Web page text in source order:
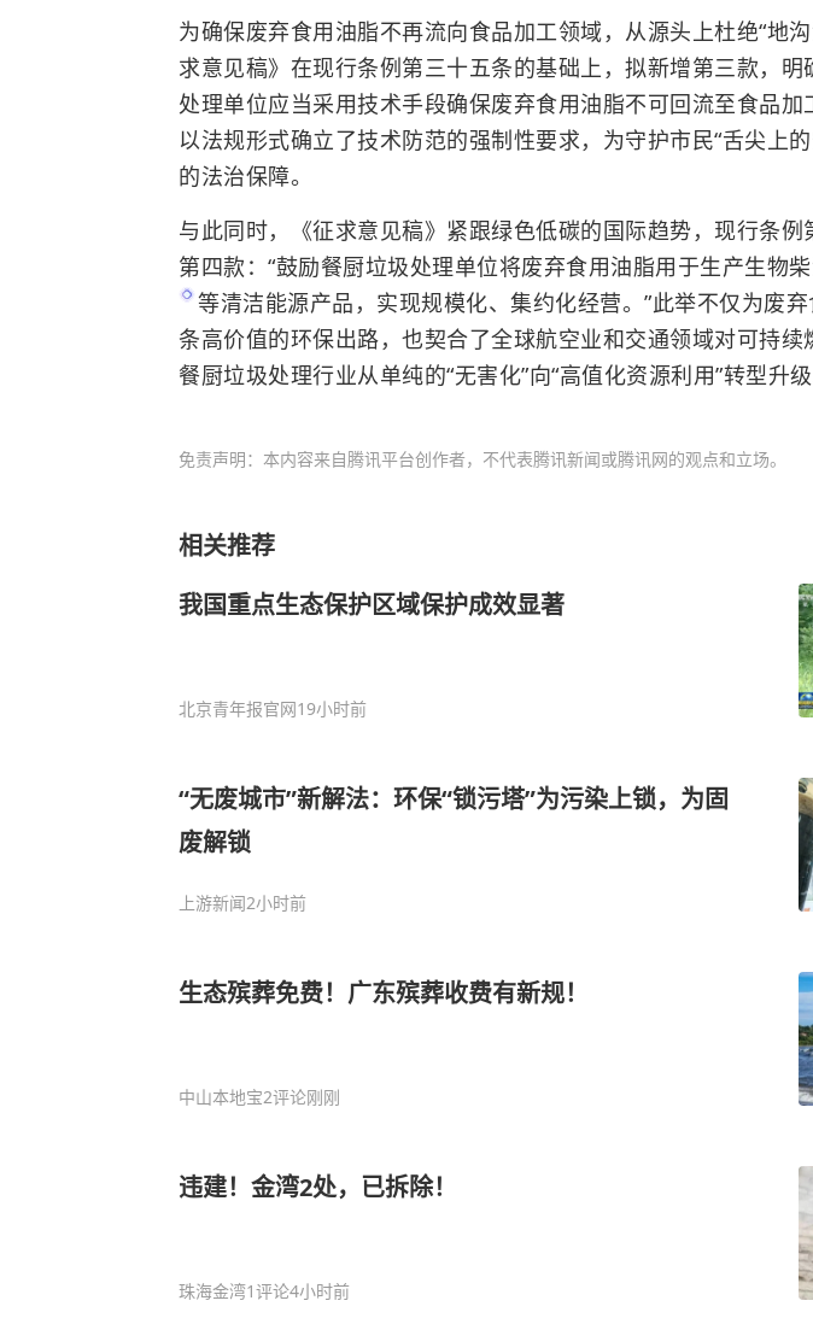
为确保废弃食用油脂不再流向食品加工领域，从源头上杜绝“地
求意见稿》在现行条例第三十五条的基础上，拟新增第三款，明
处理单位应当采用技术手段确保废弃食用油脂不可回流至食品加
以法规形式确立了技术防范的强制性要求，为守护市民“舌尖上
的法治保障。
与此同时，《征求意见稿》紧跟绿色低碳的国际趋势，现行条例
第四款：“鼓励餐厨垃圾处理单位将废弃食用油脂用于生产生物
等清洁能源产品，实现规模化、集约化经营。”此举不仅为废
条高价值的环保出路，也契合了全球航空业和交通领域对可持续
餐厨垃圾处理行业从单纯的“无害化”向“高值化资源利用”转型升级
免责声明：本内容来自腾讯平台创作者，不代表腾讯新闻或腾讯网的观点和立场。
相关推荐
我国重点生态保护区域保护成效显著
北京青年报官网19小时前
“无废城市”新解法：环保“锁污塔”为污染上锁，为固
废解锁
上游新闻2小时前
生态殡葬免费！广东殡葬收费有新规！
中山本地宝2评论刚刚
违建！金湾2处，已拆除！
珠海金湾1评论4小时前